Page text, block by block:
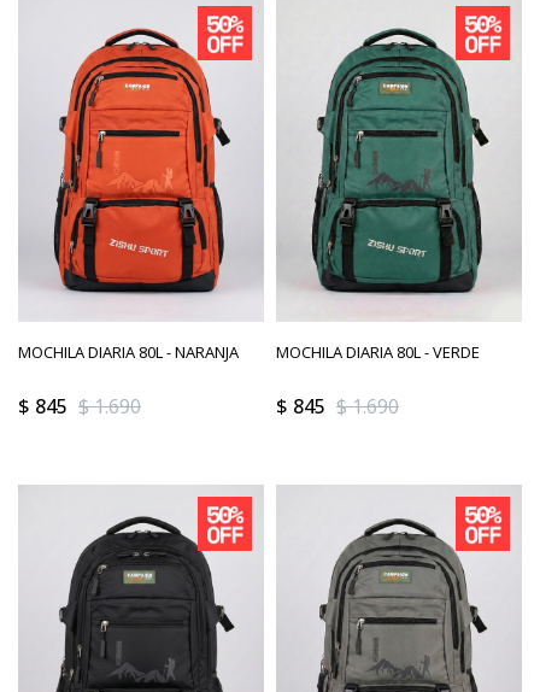
MOCHILA DIARIA 80L - NARANJA
$ 845 $1.690
MOCHILA DIARIA 80L - VERDE
$ 845 $1.690